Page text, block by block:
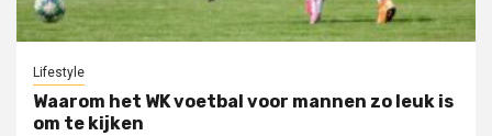
Lifestyle
Waarom het WK voetbal voor mannen zo leuk is
om te kijken